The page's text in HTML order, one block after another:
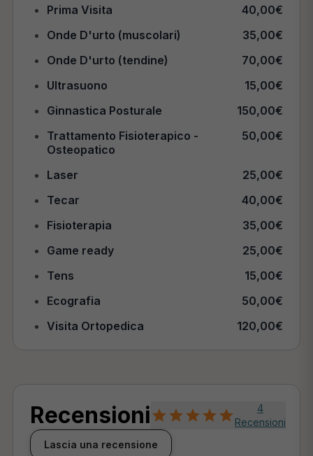
Prima Visita
40,00€
Onde D'urto (muscolari)
35,00€
Onde D'urto (tendine)
70,00€
Ultrasuono
15,00€
Ginnastica Posturale
150,00€
Trattamento Fisioterapico -
Osteopatico
50,00€
Laser
25,00€
Tecar
40,00€
Fisioterapia
35,00€
Game ready
25,00€
Tens
15,00€
Ecografia
50,00€
Visita Ortopedica
120,00€
Recensioni
4
Recensioni
Lascia una recensione